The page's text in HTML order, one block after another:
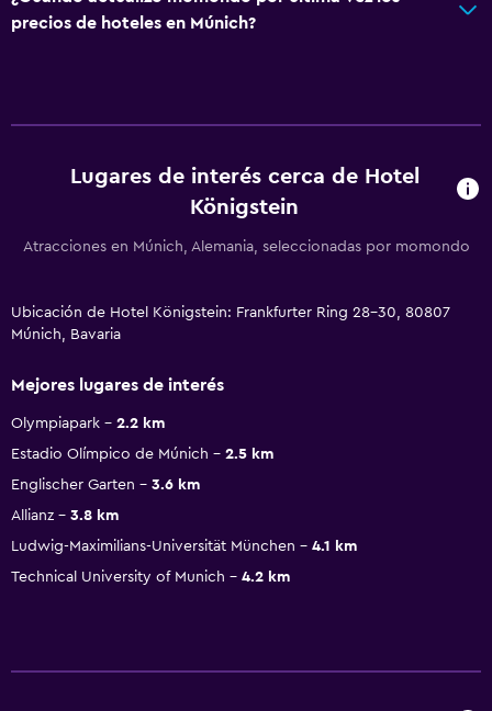
precios de hoteles en Múnich?
Lugares de interés cerca de Hotel
Königstein
Atracciones en Múnich, Alemania, seleccionadas por momondo
Ubicación de Hotel Königstein: Frankfurter Ring 28-30, 80807
Múnich, Bavaria
Mejores lugares de interés
Olympiapark
2.2 km
Estadio Olímpico de Múnich
2.5 km
Englischer Garten
3.6 km
Allianz
3.8 km
Ludwig-Maximilians-Universität München
4.1 km
Technical University of Munich
4.2 km